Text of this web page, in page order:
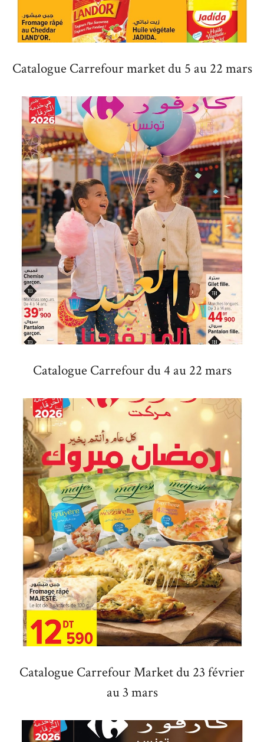
Catalogue Carrefour market du 5 au 22 mars
Catalogue Carrefour du 4 au 22 mars
Catalogue Carrefour Market du 23 février
au 3 mars